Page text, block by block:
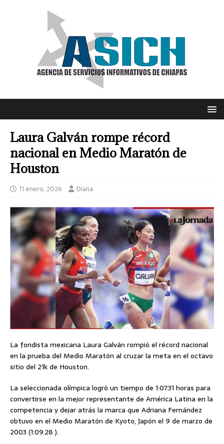
Laura Galván rompe récord
nacional en Medio Maratón de
Houston
11 enero, 2026 Diana
La fondista mexicana Laura Galván rompió el récord nacional
en la prueba del Medio Maratón al cruzar la meta en el octavo
sitio del 21k de Houston.
La seleccionada olímpica logró un tiempo de 1:07.31 horas para
convertirse en la mejor representante de América Latina en la
competencia y dejar atrás la marca que Adriana Fernández
obtuvo en el Medio Maratón de Kyoto, Japón el 9 de marzo de
2003 (1:09.28 ).